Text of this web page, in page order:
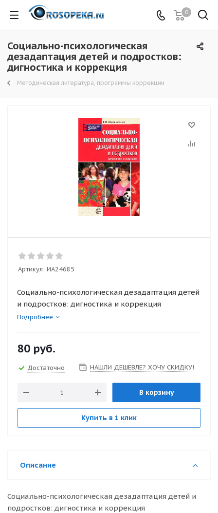
0
Социально-психологическая
дезадаптация детей и подростков:
дигностика и коррекция
Методическая литература, программы коррекции
Артикул: ИА24685
Социально-психологическая дезадаптация детей
и подростков: дигностика и коррекция
Подробнее
80 руб.
Достаточно НАШЛИ ДЕШЕВЛЕ? ХОЧУ СКИДКУ!
В корзину
Купить в 1 клик
Описание
Социально-психологическая дезадаптация детей и
подростков: дигностика и коррекция